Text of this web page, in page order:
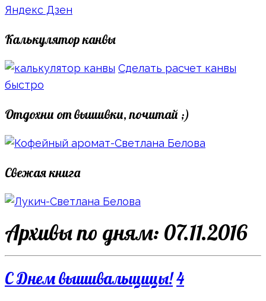
Яндекс Дзен
Калькулятор канвы
Сделать расчет канвы
быстро
Отдохни от вышивки, почитай ;)
Свежая книга
Архивы по дням: 07.11.2016
C Днем вышивальщицы!4